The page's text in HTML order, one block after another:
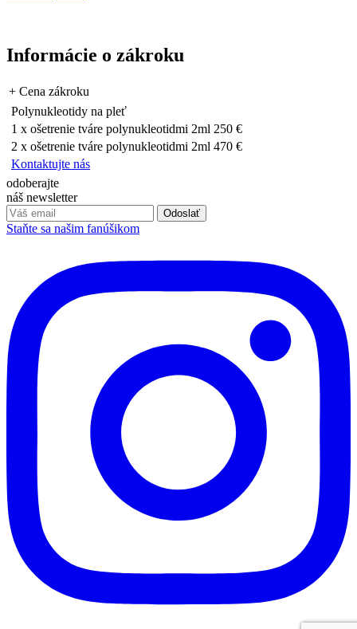
Informácie o zákroku
+ Cena zákroku
Polynukleotidy na pleť
1 x ošetrenie tváre polynukleotidmi 2ml 250 €
2 x ošetrenie tváre polynukleotidmi 2ml 470 €
Kontaktujte nás
odoberajte
náš newsletter
Odoslať
Staňte sa našim fanúšikom